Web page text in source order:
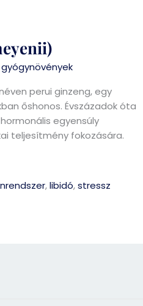
perui ginzeng, egy
őshonos. Évszázadok óta
egyensúly
teljesítmény fokozására.
,libidó,stressz